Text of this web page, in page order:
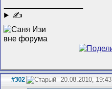
✍
#302 20.08.2010, 19:43